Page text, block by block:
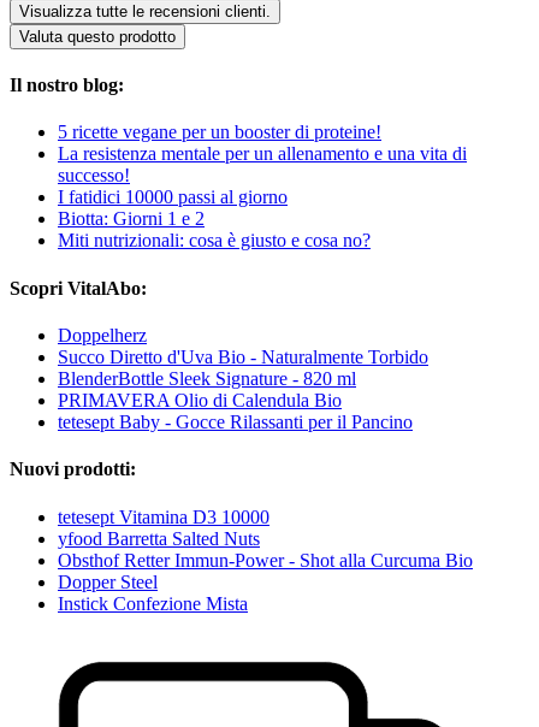
Visualizza tutte le recensioni clienti.
Valuta questo prodotto
Il nostro blog:
5 ricette vegane per un booster di proteine!
La resistenza mentale per un allenamento e una vita di
successo!
I fatidici 10000 passi al giorno
Biotta: Giorni 1 e 2
Miti nutrizionali: cosa è giusto e cosa no?
Scopri VitalAbo:
Doppelherz
Succo Diretto d'Uva Bio - Naturalmente Torbido
BlenderBottle Sleek Signature - 820 ml
PRIMAVERA Olio di Calendula Bio
tetesept Baby - Gocce Rilassanti per il Pancino
Nuovi prodotti:
tetesept Vitamina D3 10000
yfood Barretta Salted Nuts
Obsthof Retter Immun-Power - Shot alla Curcuma Bio
Dopper Steel
Instick Confezione Mista